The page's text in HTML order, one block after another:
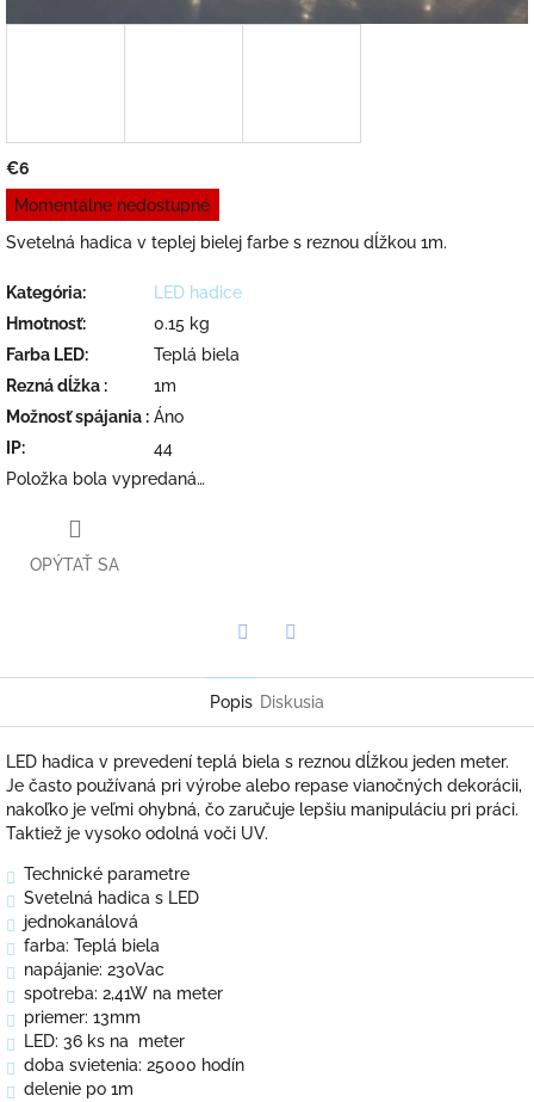
€6
Jednotková
cena:
Momentálne nedostupné
Svetelná hadica v teplej bielej farbe s reznou dĺžkou 1m.
Kategória:
LED hadice
Hmotnosť:
0.15 kg
Farba LED:
Teplá biela
Rezná dĺžka :
1m
Možnosť spájania : Áno
IP:
44
Položka bola vypredaná…
OPÝTAŤ SA
Popis Diskusia
LED hadica v prevedení teplá biela s reznou dĺžkou jeden meter.
Je často používaná pri výrobe alebo repase vianočných dekorácii,
nakoľko je veľmi ohybná, čo zaručuje lepšiu manipuláciu pri práci.
Taktiež je vysoko odolná voči UV.
Technické parametre
Svetelná hadica s LED
jednokanálová
farba: Teplá biela
napájanie: 230Vac
spotreba: 2,41W na meter
priemer: 13mm
LED: 36 ks na meter
doba svietenia: 25000 hodín
delenie po 1m